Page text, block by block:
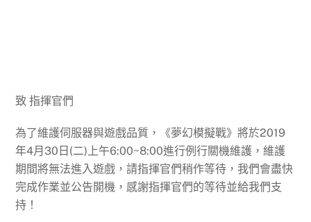
致 指揮官們
為了維護伺服器與遊戲品質，《夢幻模擬戰》將於2019
年4月30日(二)上午6:00~8:00進行例行關機維護，維護
期間將無法進入遊戲，請指揮官們稍作等待，我們會盡快
完成作業並公告開機，感謝指揮官們的等待並給我們支
持！